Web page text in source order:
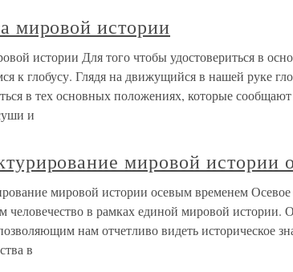
мировой истории
истории Для того чтобы удостовериться в
к глобусу. Глядя на движущийся в нашей руке
в тех основных положениях, которые
и
мировой истории
мировой истории осевым временем
человечество в рамках единой мировой истории.
нам отчетливо видеть историческое
в